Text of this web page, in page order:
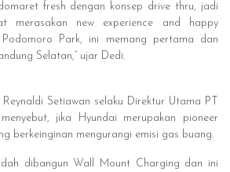
fresh dengan konsep drive thru, jadi
merasakan new experience and happy
Park, ini memang pertama dan
Selatan,” ujar Dedi.
Setiawan selaku Direktur Utama PT
jika Hyundai merupakan pioneer
berkeinginan mengurangi emisi gas buang.
dibangun Wall Mount Charging dan ini